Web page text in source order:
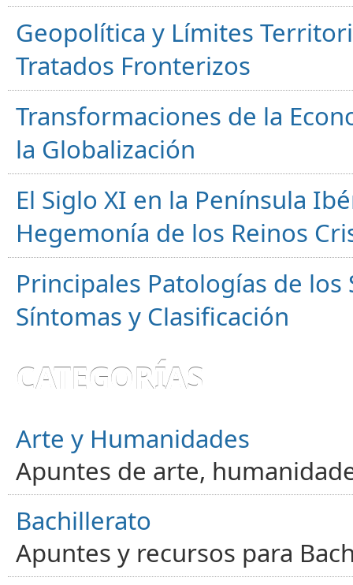
Geopolítica y Límites
Tratados Fronterizos
Transformaciones de la
la Globalización
El Siglo XI en la Península
Hegemonía de los Reinos
Principales Patologías de
Síntomas y Clasificación
CATEGORÍAS
Arte y Humanidades
Apuntes de arte,
Bachillerato
Apuntes y recursos para